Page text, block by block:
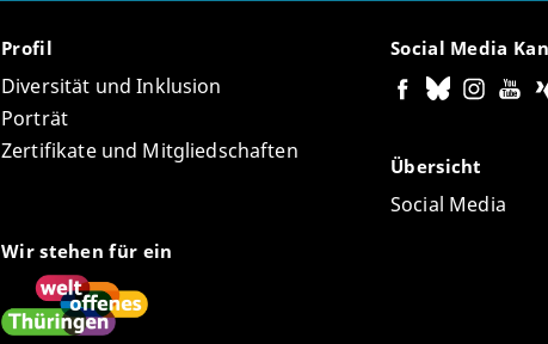
Profil
Diversität und Inklusion
Porträt
Zertifikate und Mitgliedschaften
Wir stehen für ein
Social Media
Übersicht
Social Media